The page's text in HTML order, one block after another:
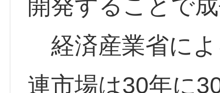
開発することで
経済産業省に
連市場は30年に